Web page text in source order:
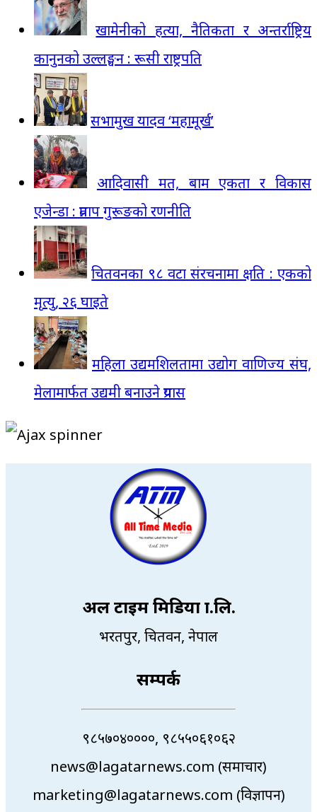
खामेनीको हत्या, नैतिकता र अन्तर्राष्ट्रिय
कानुनको उल्लङ्घन : रूसी राष्ट्रपति
सभामुख यादव ‘महामूर्ख’
आदिवासी मत, बाम एकता र विकास
एजेन्डा : प्रताप गुरूङको रणनीति
चितवनका ९८ वटा संरचनामा क्षति : एकको
मृत्यु, २६ घाइते
महिला उद्यमशिलतामा उद्योग वाणिज्य संघ,
मेलामार्फत उद्यमी बनाउने प्रयास
अल टाइम मिडिया प्रा.लि.
भरतपुर, चितवन, नेपाल
सम्पर्क
९८५७०४००००, ९८५५०६१०६२
news@lagatarnews.com (समाचार)
marketing@lagatarnews.com (विज्ञापन)